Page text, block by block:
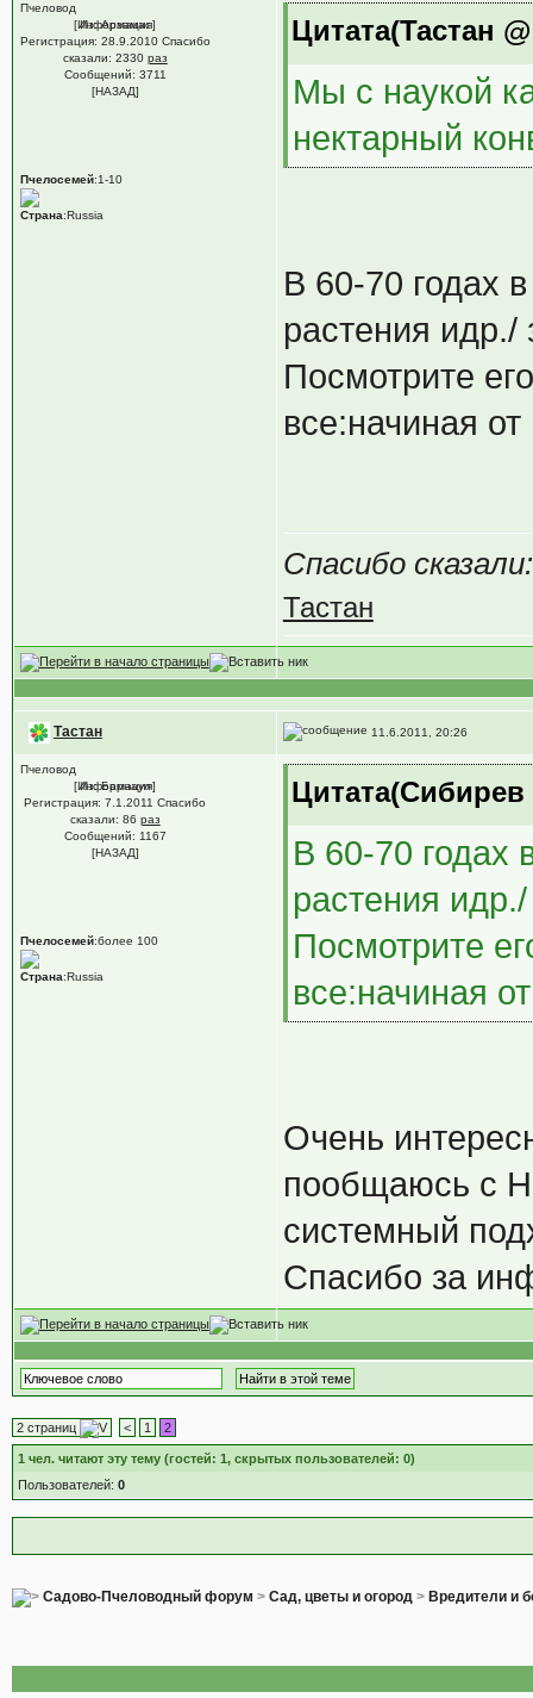
Пчеловод
[Информация]
Из: Арзамас
Регистрация: 28.9.2010 Спасибо
сказали: 2330 раз
Сообщений: 3711
[НАЗАД]
Пчелосемей:1-10
Страна:Russia
Цитата(Тастан
Мы с наукой
нектарный
В 60-70 годах
растения
Посмотрите
все:начиная
Спасибо сказали:
Тастан
Тастан 11.6.2011, 20:26
Пчеловод
[Информация]
Из: Барнаул
Регистрация: 7.1.2011 Спасибо
сказали: 86 раз
Сообщений: 1167
[НАЗАД]
Пчелосемей:более 100
Страна:Russia
Цитата(Сибирев
В 60-70 годах
растения
Посмотрите
все:начиная
Очень
пообщаюсь с
системный
Спасибо за
2 страниц < 1 2
1 чел. читают эту тему (гостей: 1, скрытых пользователей: 0)
Пользователей: 0
Садово-Пчеловодный форум > Сад, цветы и огород> Вредители и